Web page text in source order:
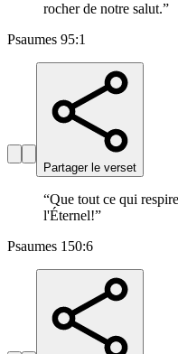
rocher de notre salut.”
Psaumes 95:1
Partager le verset
“Que tout ce qui
l'Éternel!”
Psaumes 150:6